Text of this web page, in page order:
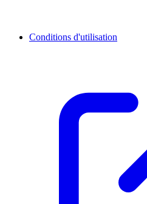
Conditions d'utilisation